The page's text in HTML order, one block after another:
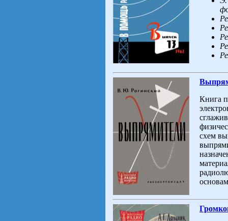
Книга
схем